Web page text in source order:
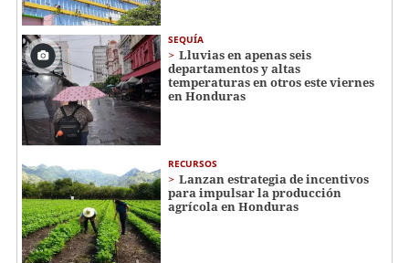
SEQUÍA
Lluvias en apenas seis
departamentos y altas
temperaturas en otros este viernes
en Honduras
RECURSOS
Lanzan estrategia de incentivos
para impulsar la producción
agrícola en Honduras